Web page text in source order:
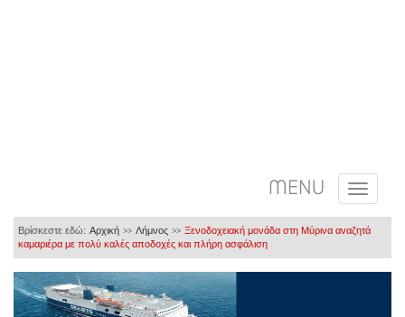
MENU
Βρίσκεστε εδώ: Αρχική >> Λήμνος >> Ξενοδοχειακή μονάδα στη Μύρινα αναζητά
καμαριέρα με πολύ καλές αποδοχές και πλήρη ασφάλιση